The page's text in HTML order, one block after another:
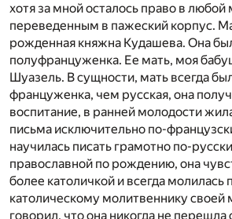
хотя за мной осталось право в
переведенным в пажеский корпус.
рожденная княжна Кудашева. Она
полуфранцуженка. Ее мать, моя
Шуазель. В сущности, мать всегда
француженка, чем русская, она
воспитание, в ранней молодости
письма исключительно по-
научилась писать грамотно по-
православной по рождению, она
более католичкой и всегда молилась
католическому молитвеннику своей
говорил, что она никогда не перешла